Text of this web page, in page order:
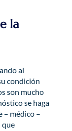
la
al
condición
son mucho
se haga
– médico –
que